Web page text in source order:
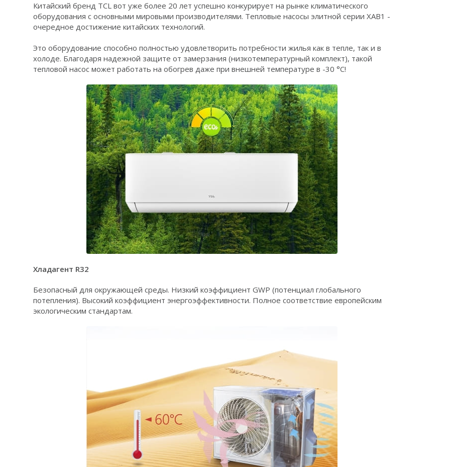
Китайский бренд TCL вот уже более 20 лет успешно конкурирует на рынке климатического
оборудования с основными мировыми производителями. Тепловые насосы элитной серии XAB1 -
очередное достижение китайских технологий.
Это оборудование способно полностью удовлетворить потребности жилья как в тепле, так и в
холоде. Благодаря надежной защите от замерзания (низкотемпературный комплект), такой
тепловой насос может работать на обогрев даже при внешней температуре в -30 °С!
Хладагент R32
Безопасный для окружающей среды. Низкий коэффициент GWP (потенциал глобального
потепления). Высокий коэффициент энергоэффективности. Полное соответствие европейским
экологическим стандартам.